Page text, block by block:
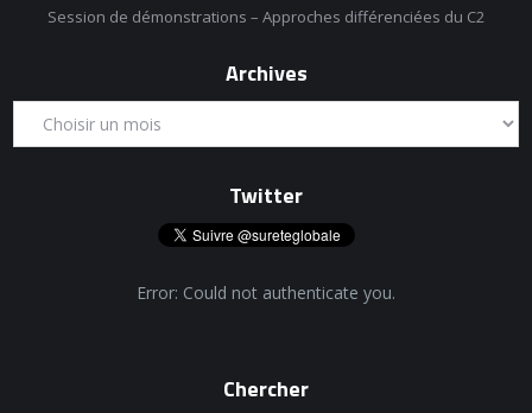
Session de démonstrations – Approches différenciées du C2
Archives
Twitter
Error: Could not authenticate you.
Chercher